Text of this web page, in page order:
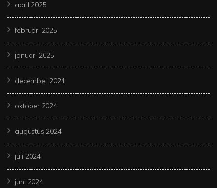
april 2025
februari 2025
januari 2025
december 2024
oktober 2024
augustus 2024
juli 2024
juni 2024